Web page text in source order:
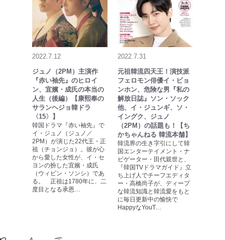
2022.7.12
ジュノ（2PM）主演作
『赤い袖先』のヒロイ
ン、宜嬪・成氏の本当の
人生（後編）【康熙奉の
サランヘジョ韓ドラ
〈15〉】
韓国ドラマ『赤い袖先』で
イ・ジュノ（ジュノ／
2PM）が演じた22代王・正
祖（チョンジョ）。彼が心
から愛した女性が、イ・セ
ヨンの扮した宜嬪・成氏
（ウィビン・ソンシ）であ
る。 正祖は1780年に、二
度目となる承恩…
2022.7.31
元祖韓流四天王！演技派
フェロモン俳優イ・ビョ
ンホン、危険な男『私の
解放日誌』ソン・ソック
他、イ・ジュンギ、ソ・
イングク、ジュノ
（2PM）の話題も！【ち
かちゃんねる 韓流本舗】
韓流界の生き字引にして韓
国エンターテイメント・ナ
ビゲーター・田代親世と、
『韓国TVドラマガイド』立
ち上げ人でチーフエディタ
ー・高橋尚子が、ディープ
な韓流知識と韓流愛をもと
に毎日更新中の愉快で
HappyなYouT…